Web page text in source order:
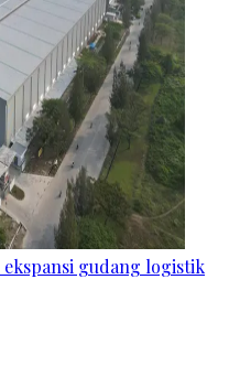
ekspansi gudang logistik